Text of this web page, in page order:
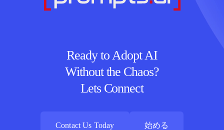
Ready to Adopt AI
Without the Chaos?
Lets Connect
Contact Us Today
始める